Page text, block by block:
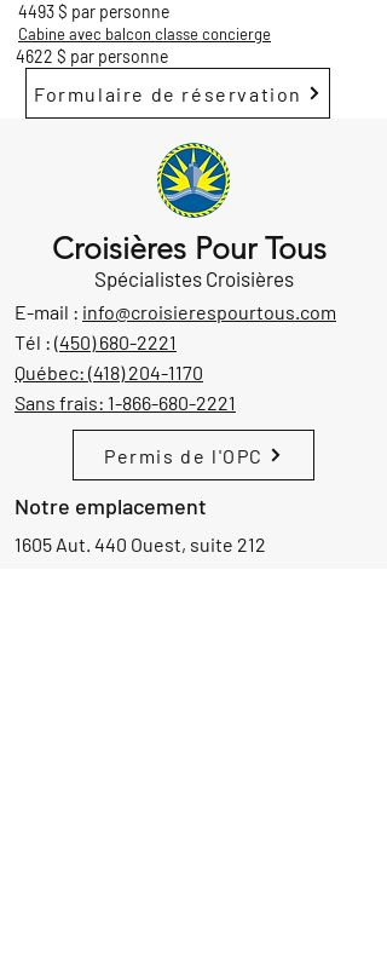
4493 $ par personne
Cabine avec balcon classe concierge
4622 $ par personne
Formulaire de réservation
Croisières Pour Tous
Spécialistes Croisières
E-mail : info@croisierespourtous.com
Tél : (450) 680-2221
Québec: (418) 204-1170
Sans frais: 1-866-680-2221
Permis de l'OPC
Notre emplacement
1605 Aut. 440 Ouest, suite 212